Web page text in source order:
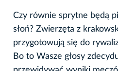
Czy równie sprytne będą
słoń? Zwierzęta z
przygotowują się do
Bo to Wasze głosy